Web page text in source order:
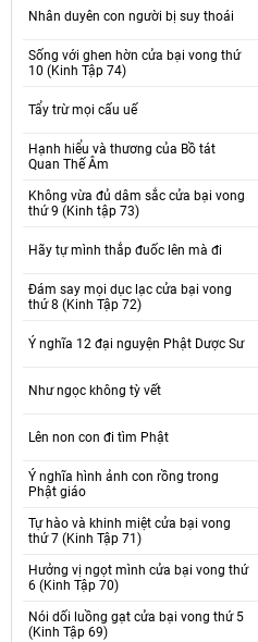
Nhân duyên con người bị suy thoái
Sống với ghen hờn cửa bại vong thứ
10 (Kinh Tập 74)
Tẩy trừ mọi cấu uế
Hạnh hiểu và thương của Bồ tát
Quan Thế Âm
Không vừa đủ dâm sắc cửa bại vong
thứ 9 (Kinh tập 73)
Hãy tự mình thắp đuốc lên mà đi
Đám say mọi dục lạc cửa bại vong
thứ 8 (Kinh Tập 72)
Ý nghĩa 12 đại nguyện Phật Dược Sư
Như ngọc không tỳ vết
Lên non con đi tìm Phật
Ý nghĩa hình ảnh con rồng trong
Phật giáo
Tự hào và khinh miệt cửa bại vong
thứ 7 (Kinh Tập 71)
Hưởng vị ngọt mình cửa bại vong thứ
6 (Kinh Tập 70)
Nói dối luồng gạt cửa bại vong thứ 5
(Kinh Tập 69)